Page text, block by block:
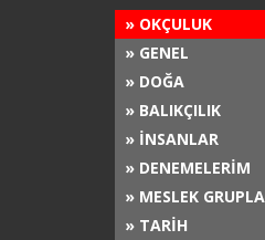
» OKÇULUK
» GENEL
» DOĞA
» BALIKÇILIK
» İNSANLAR
» DENEMELERİM
» MESLEK
» TARİH